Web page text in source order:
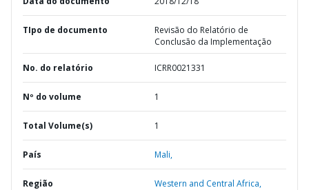
TIpo de documento
Revisão do Relatório de
Conclusão da Implementação
No. do relatório ICRR0021331
Nº do volume 1
Total Volume(s) 1
País Mali,
Região Western and Central Africa,